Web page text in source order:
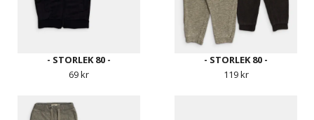
- STORLEK 80 -
69 kr
- STORLEK 80 -
119 kr